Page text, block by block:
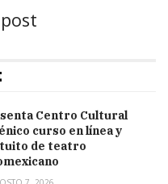
Centro Cultural
curso en línea y
de teatro